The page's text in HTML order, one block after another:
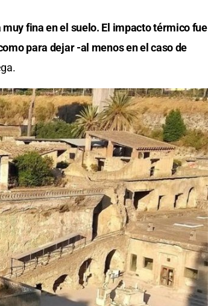
fina en el suelo. El impacto térmico fue
para dejar -al menos en el caso de